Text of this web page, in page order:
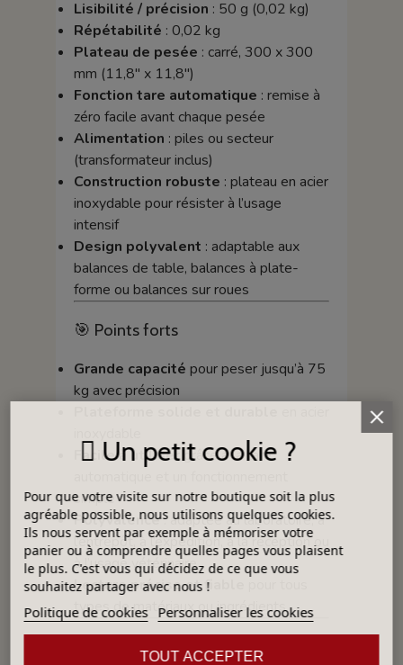
Lisibilité / précision : 50 g (0,02 kg)
Répétabilité : 0,02 kg
Plateau de pesée : carré, 300 x 300
mm (11,8" x 11,8")
Fonction tare automatique : remise à
zéro facile avant chaque pesée
Alimentation : piles ou secteur
(transformateur inclus)
Construction robuste : plateau en acier
inoxydable pour résister à l’usage
intensif
Design polyvalent : adaptable aux
balances de table, balances à plate-
forme ou balances sur roues
🎯 Points forts
Grande capacité pour peser jusqu’à 75
kg avec précision
Facile à utilisergrâce à la tare
simple
Polyvalence: adaptée au laboratoire, à
l’entrepôt, à l’expédition, à la réception ou
à l’usage vétérinaire
Lecture précise et fiable
types de matériaux ou ingrédients
🔬 Applications
Un petit cookie ?
Pour que votre visite sur notre boutique soit la plus
agréable possible, nous utilisons quelques cookies.
Ils nous servent par exemple à mémoriser votre
panier ou à comprendre quelles pages vous plaisent
le plus. C'est vous qui décidez de ce que vous
souhaitez partager avec nous !
Politique de cookies Personnaliser les cookies
TOUT ACCEPTER